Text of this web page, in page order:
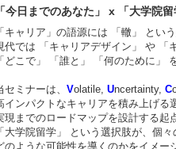
「今日までのあなた」 x 「大学院
「キャリア」の語源には 「轍」 とい
代では 「キャリアデザイン」 や 「
「どこで」 「誰と」 「何のために」
セミナーは、 Volatile, Uncertainty, C
インパクトなキャリアを積み上げる
現までのロードマップを設計する
「大学院留学」 という選択肢が、個
のような可能性を導くのかをイメー